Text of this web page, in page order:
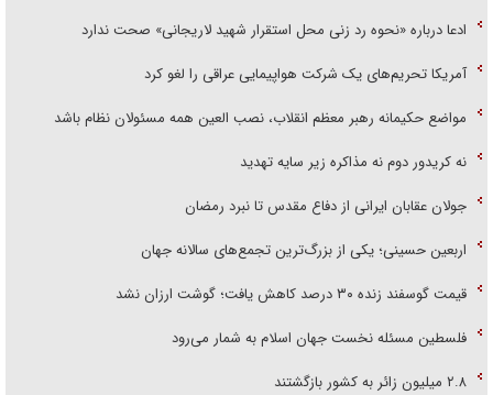
ادعا درباره «نحوه رد زنی محل استقرار شهید لاریجانی» صحت ندارد
آمریکا تحریم‌های یک شرکت هواپیمایی عراقی را لغو کرد
مواضع حکیمانه رهبر معظم انقلاب، نصب العین همه مسئولان نظام باشد
نه کریدور دوم نه مذاکره زیر سایه تهدید
جولان عقابان ایرانی از دفاع مقدس تا نبرد رمضان
اربعین حسینی؛ یکی از بزرگ‌ترین تجمع‌های سالانه جهان
قیمت گوسفند زنده ۳۰ درصد کاهش یافت؛ گوشت ارزان نشد
فلسطین مسئله نخست جهان اسلام به شمار می‌رود
۲.۸ میلیون زائر به کشور بازگشتند